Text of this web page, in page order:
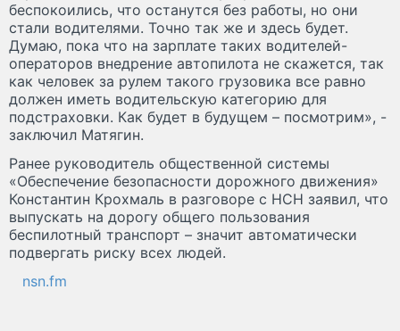
беспокоились, что останутся без работы, но они
стали водителями. Точно так же и здесь будет.
Думаю, пока что на зарплате таких водителей-
операторов внедрение автопилота не скажется, так
как человек за рулем такого грузовика все равно
должен иметь водительскую категорию для
подстраховки. Как будет в будущем – посмотрим», -
заключил Матягин.
Ранее руководитель общественной системы
«Обеспечение безопасности дорожного движения»
Константин Крохмаль в разговоре с НСН заявил, что
выпускать на дорогу общего пользования
беспилотный транспорт – значит автоматически
подвергать риску всех людей.
nsn.fm